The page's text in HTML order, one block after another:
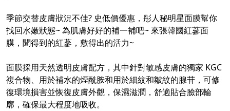
季節交替皮膚狀況不佳? 史低價優惠，彤人秘明星面膜幫你
找回水嫩狀態~ 為肌膚好好的補一補吧~ 來張韓國紅蔘面
膜，聞得到的紅蔘，敷得出的活力~​
面膜採用天然透明皮膚配方，其中針對敏感皮膚的獨家 KGC
複合物、用於補水的煙酰胺和用於細紋和皺紋的腺苷，可修
復環境損害並恢復皮膚外觀，保濕滋潤，舒適貼合臉部輪
廓，確保最大程度地吸收。​